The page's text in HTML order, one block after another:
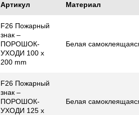
Артикул Материал
F26 Пожарный
знак –
ПОРОШОК-
УХОДИ 100 x
200 mm
Белая
F26 Пожарный
знак –
ПОРОШОК-
УХОДИ 125 x
Белая